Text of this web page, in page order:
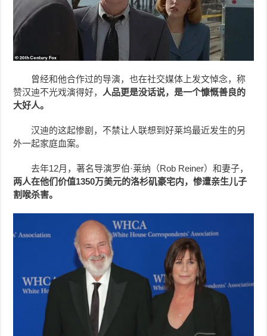
曾经和他合作过的导演，也在社交媒体上发文悼念，称
赞汉迪不光戏演得好，
人品更是没话说，是一个慷慨善良的
大好人。
汉迪的这起惨剧，不禁让人联想到好莱坞最近发生的另
外一起家庭血案。
去年12月，著名导演罗伯·莱纳（Rob Reiner）和妻子，
两人在他们价值1350万美元的洛杉矶豪宅内，惨遭亲生儿子
割喉杀害。